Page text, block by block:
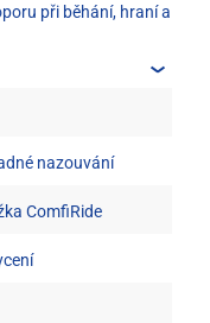
při běhání, hraní a
nazouvání
ComfiRide